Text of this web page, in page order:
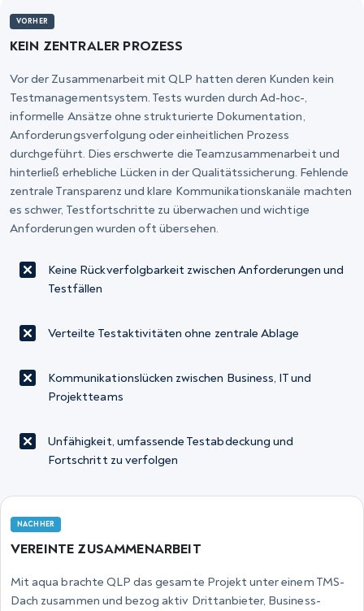
VORHER
KEIN ZENTRALER PROZESS
Vor der Zusammenarbeit mit QLP hatten deren Kunden kein
Testmanagementsystem. Tests wurden durch Ad-hoc-,
informelle Ansätze ohne strukturierte Dokumentation,
Anforderungsverfolgung oder einheitlichen Prozess
durchgeführt. Dies erschwerte die Teamzusammenarbeit und
hinterließ erhebliche Lücken in der Qualitätssicherung. Fehlende
zentrale Transparenz und klare Kommunikationskanäle machten
es schwer, Testfortschritte zu überwachen und wichtige
Anforderungen wurden oft übersehen.
Keine Rückverfolgbarkeit zwischen Anforderungen und
Testfällen
Verteilte Testaktivitäten ohne zentrale Ablage
Kommunikationslücken zwischen Business, IT und
Projektteams
Unfähigkeit, umfassende Testabdeckung und
Fortschritt zu verfolgen
NACHHER
VEREINTE ZUSAMMENARBEIT
Mit aqua brachte QLP das gesamte Projekt unter einem TMS-
Dach zusammen und bezog aktiv Drittanbieter, Business-